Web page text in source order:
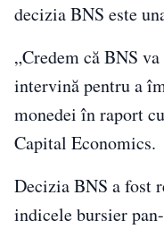
decizia BNS este
„Credem că BNS
intervină pentru a
monedei în raport
Capital Economics.
Decizia BNS a fost
indicele bursier